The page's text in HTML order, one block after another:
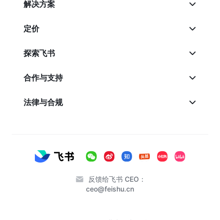
解决方案
定价
探索飞书
合作与支持
法律与合规
反馈给飞书 CEO：
ceo@feishu.cn